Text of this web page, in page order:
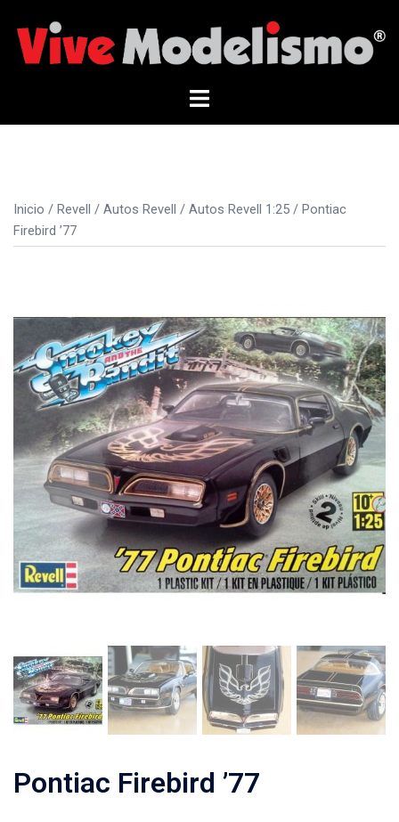
contenido
Alternar
Inicio / Revell / Autos Revell / Autos Revell 1:25 / Pontiac
Firebird ’77
Pontiac Firebird ’77